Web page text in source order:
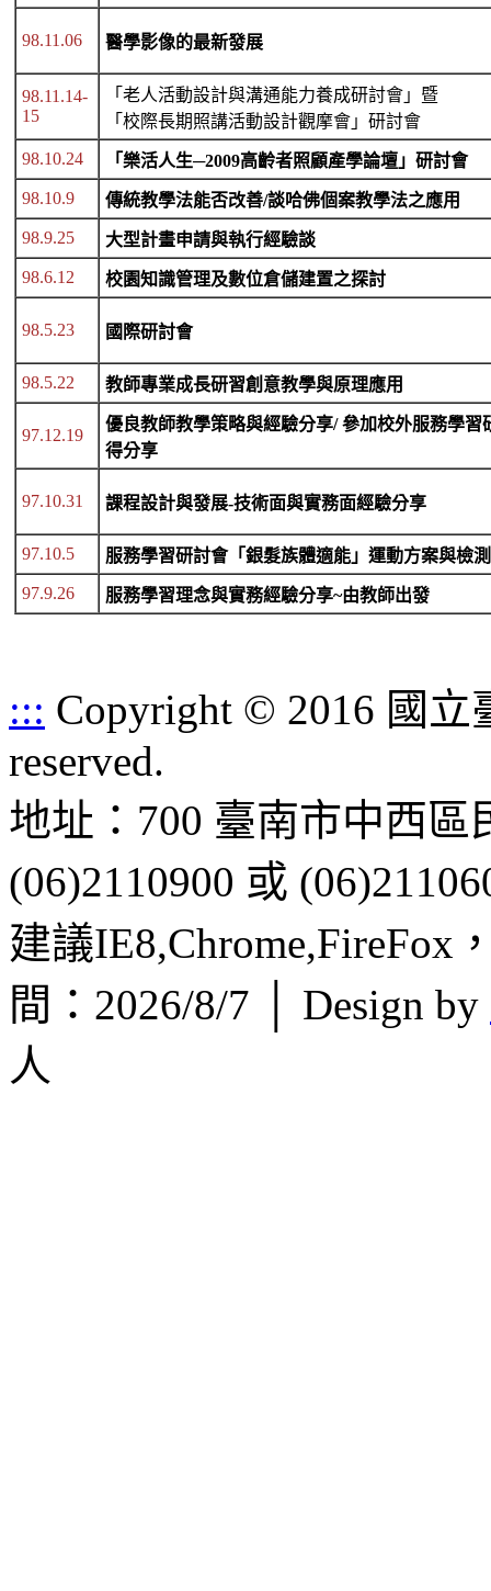
98.11.06 醫學影像的最新發展
98.11.14-
15
「老人活動設計與溝通能力養成研討會」暨
「校際長期照講活動設計觀摩會」研討會
98.10.24
「樂活人生─2009高齡者照顧產學論壇」研討會
98.10.9
傳統教學法能否改善/談哈佛個案教學法之應用
98.9.25
大型計畫申請與執行經驗談
98.6.12
校園知識管理及數位倉儲建置之探討
98.5.23 國際研討會
98.5.22 教師專業成長研習創意教學與原理應用
97.12.19
優良教師教學策略與經驗分享/ 參加校外服務學習
得分享
97.10.31 課程設計與發展-技術面與實務面經驗分享
97.10.5
服務學習研討會「銀髮族體適能」運動方案與檢測
97.9.26
服務學習理念與實務經驗分享~由教師出發
::: Copyright © 2016 國
reserved.
地址：700 臺南市中西
(06)2110900 或
建議IE8,Chrome,FireFox
間：2026/8/7 │ Design by
人